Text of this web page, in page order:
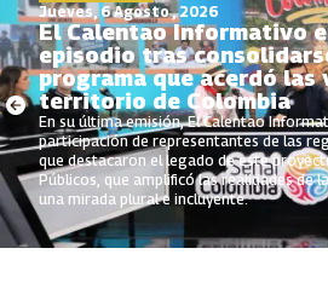
Jueves, 6 Agosto , 2026
El Calentao Informativo
episodio tras
programa que acerdó las
territorio de Colombia
En su última emisión, El Calentao
participación de representantes de las
que destacaron el legado de este
Públicos, que amplificó las realidades de
una mirada plural e incluyente.